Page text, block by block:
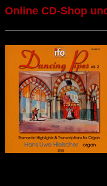
Online CD-Shop